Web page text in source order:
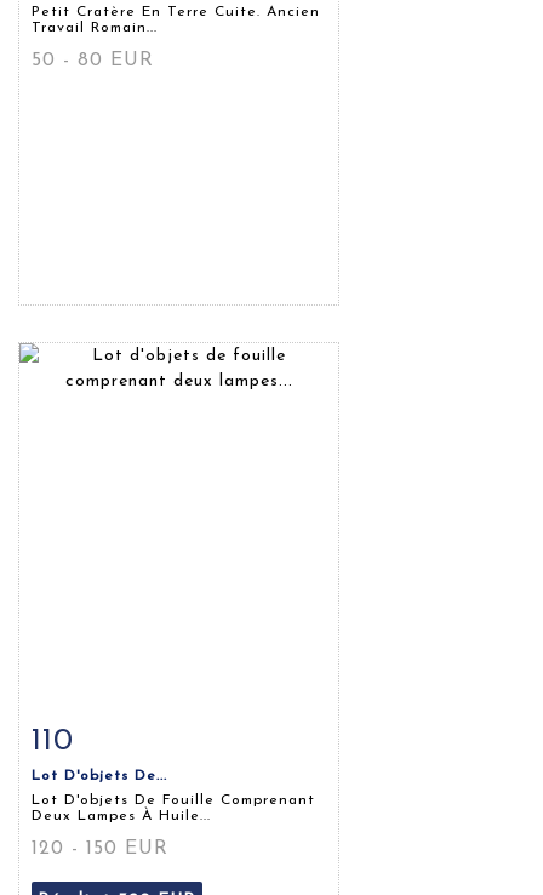
Petit Cratère En Terre Cuite. Ancien
Travail Romain...
50 - 80 EUR
Fiche détaillée
110
Lot D'objets De...
Lot D'objets De Fouille Comprenant
Deux Lampes À Huile...
120 - 150 EUR